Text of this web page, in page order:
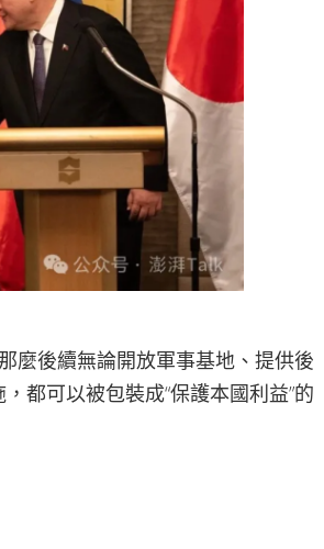
麼後續無論開放軍事基地、提供後
都可以被包裝成“保護本國利益”的